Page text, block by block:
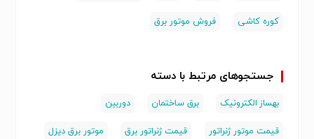
کوره کاشی فروش موتور برق
جستجوهای مرتبط با دسته
بهساز الکترونیک برق ساختمان دوربین
قیمت موتور ژنراتور قیمت ژنراتور برق موتور برق دیزل